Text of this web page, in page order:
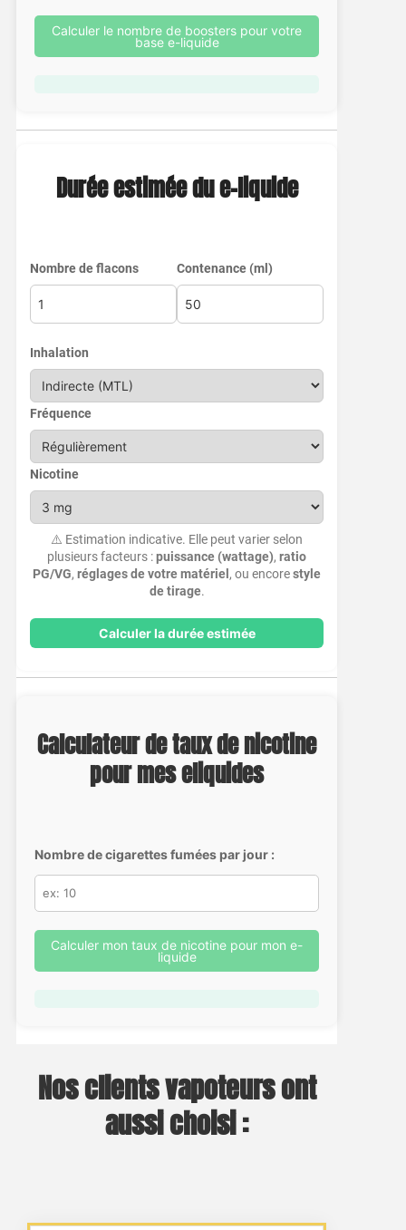
Calculer le nombre de boosters pour votre
base e-liquide
Durée estimée du e-liquide
Nombre de flacons Contenance (ml)
Inhalation
Fréquence
Nicotine
⚠️ Estimation indicative. Elle peut varier selon
plusieurs facteurs :puissance (wattage),ratio
PG/VG,réglages de votre matériel , ou encorestyle
de tirage.
Calculer la durée estimée
Calculateur de taux de nicotine
pour mes eliquides
Nombre de cigarettes fumées par jour :
Calculer mon taux de nicotine pour mon e-
liquide
Nos clients vapoteurs ont
aussi choisi :